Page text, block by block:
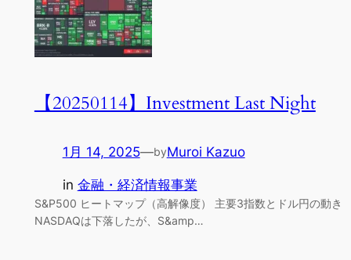
【20250114】Investment Last Night
1月 14, 2025—byMuroi Kazuo
in 金融・経済情報事業
S&P500 ヒートマップ（高解像度） 主要3指数とドル円の動き
NASDAQは下落したが、S&amp…